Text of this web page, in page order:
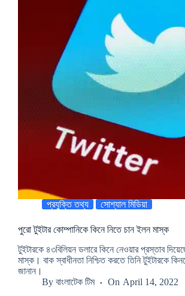
প্রযুক্তি তথ্য সোশ্যাল মিডিয়া
পুরো টুইটার কোম্পানিকে কিনে নিতে চান ইলন মাস্ক
টুইটারকে ৪৩বিলিয়ন ডলারে কিনে নেওয়ার প্রস্তাব
মাস্ক। বাক স্বাধীনতা নিশ্চিত করতে তিনি টুইটারকে
জানান।
By বাংলাটেক টিম On April 14, 2022